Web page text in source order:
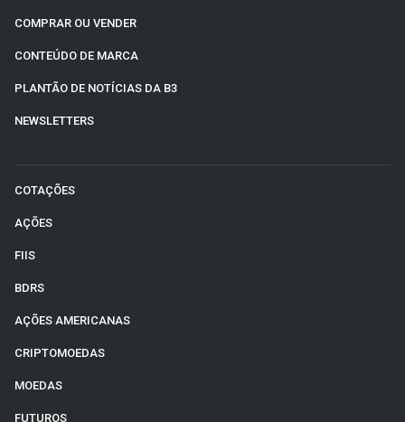
COMPRAR OU VENDER
CONTEÚDO DE MARCA
PLANTÃO DE NOTÍCIAS DA B3
NEWSLETTERS
COTAÇÕES
AÇÕES
FIIS
BDRS
AÇÕES AMERICANAS
CRIPTOMOEDAS
MOEDAS
FUTUROS